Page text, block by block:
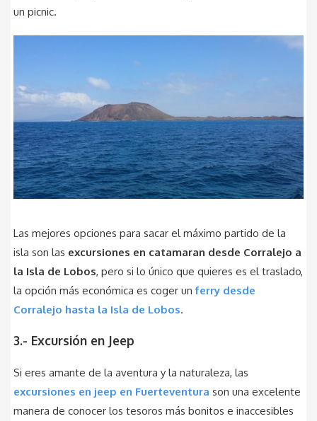
un picnic.
Las mejores opciones para sacar el máximo partido de la
isla son las excursiones en catamaran desde Corralejo a
la Isla de Lobos, pero si lo único que quieres es el traslado,
la opción más económica es coger un ferry desde
Corralejo hasta la Isla de Lobos.
3.- Excursión en Jeep
Si eres amante de la aventura y la naturaleza, las
excursiones en jeep en Fuerteventura son una excelente
manera de conocer los tesoros más bonitos e inaccesibles